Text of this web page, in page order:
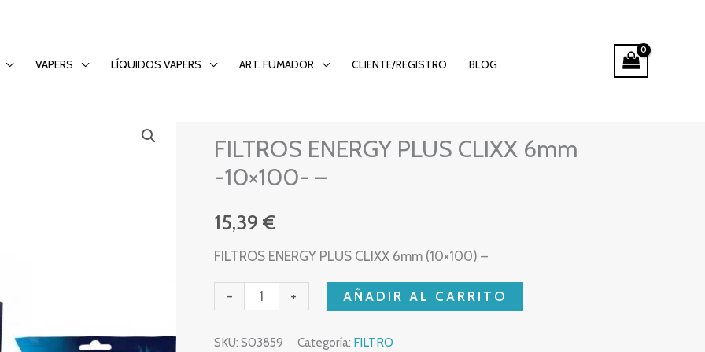
VAPERS LÍQUIDOS VAPERS ART. FUMADOR CLIENTE/REGISTRO BLOG
6mm -10×100- –
FILTROS ENERGY PLUS CLIXX 6mm
-10×100- –
15,39 €
FILTROS ENERGY PLUS CLIXX 6mm (10×100) –
-
ENERGY
PLUS
6mm
-
cantidad
+ AÑADIR AL CARRITO
SKU: S03859 Categoría: FILTRO